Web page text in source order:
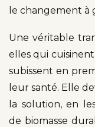
le changement à
Une véritable
elles qui
subissent en
leur santé. Elle
la solution, en
de biomasse